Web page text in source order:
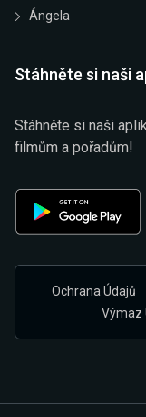
Ángela
Stáhněte si naši
Stáhněte si naši
filmům a pořadům!
Ochrana Údajů
Výmaz